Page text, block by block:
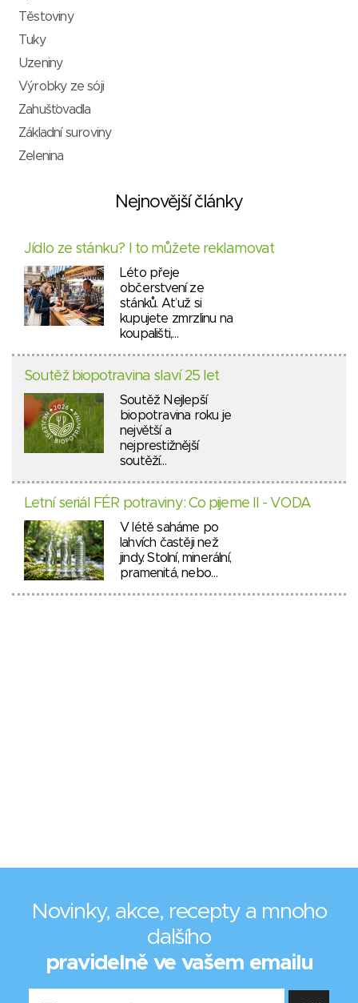
Těstoviny
Tuky
Uzeniny
Výrobky ze sóji
Zahušťovadla
Základní suroviny
Zelenina
Nejnovější články
Jídlo ze stánku? I to můžete reklamovat
Léto přeje
občerstvení ze
stánků. Ať už si
kupujete zmrzlinu na
koupališti,…
Soutěž biopotravina slaví 25 let
Soutěž Nejlepší
biopotravina roku je
největší a
nejprestižnější
soutěží…
Letní seriál FÉR potraviny: Co pijeme II - VODA
V létě saháme po
lahvích častěji než
jindy. Stolní, minerální,
pramenitá, nebo…
Novinky, akce, recepty a mnoho
dalšího
pravidelně ve vašem emailu